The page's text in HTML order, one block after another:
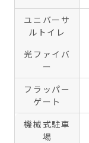
ユニバーサ
ルトイレ
光ファイバ
ー
フラッパー
ゲート
機械式駐車
場